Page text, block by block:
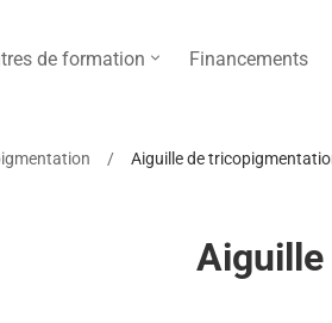
de formation Financements
Aiguille de
Aiguille